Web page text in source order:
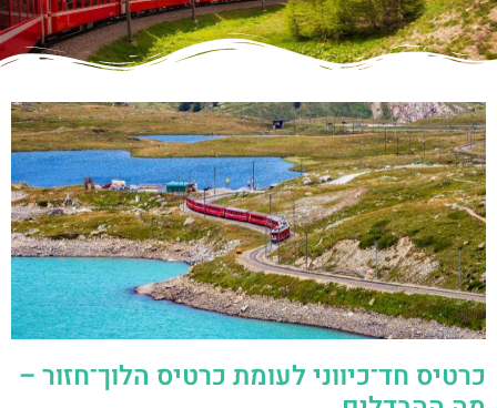
כרטיס חד־כיווני לעומת כרטיס הלוך־חזור –